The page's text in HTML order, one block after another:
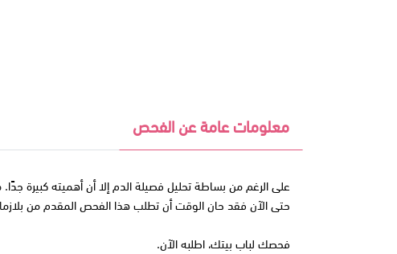
معلومات عامة عن الفحص
على الرغم من بساطة تحليل فصيلة الدم إلا أن أهميته كبيرة
حتى الآن فقد حان الوقت أن تطلب هذا الفحص المقدم من بلازما
فحصك لباب بيتك، اطلبه الآن.